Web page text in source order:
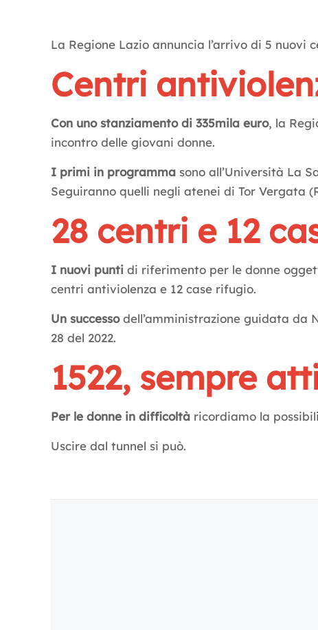
La Regione Lazio annuncia l’arrivo di 5
Centri
Con uno stanziamento di 335mila euro, la
incontro delle giovani donne.
I primi in programma sono all’Università La
Seguiranno quelli negli atenei di Tor Vergata
28 centri e 12
I nuovi punti di riferimento per le donne
centri antiviolenza e 12 case rifugio.
Un successodell’amministrazione guidata da
28 del 2022.
1522, sempre
Per le donne in difficoltà ricordiamo la
Uscire dal tunnel si può.